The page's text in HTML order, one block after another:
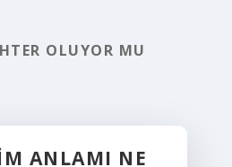
OLUYOR MU
ANLAMI NE